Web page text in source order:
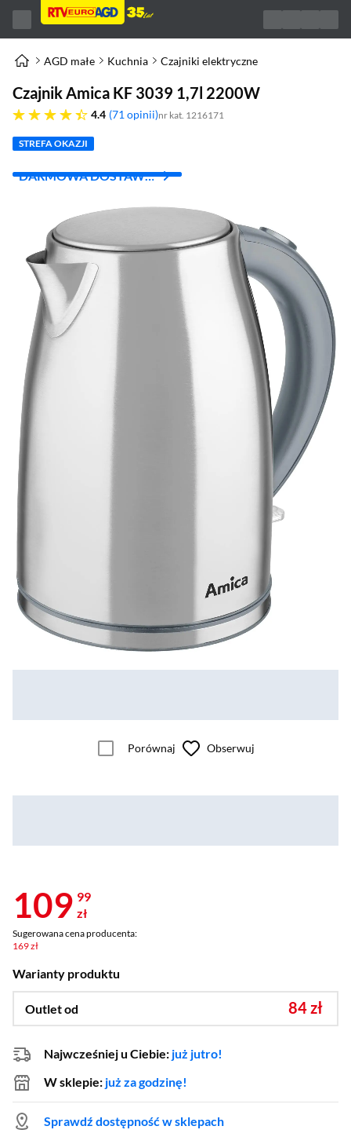
AGD małe Kuchnia Czajniki elektryczne
Czajnik Amica KF 3039 1,7l 2200W
4.4
4.4 gwiazdek 71 opinii nr kat. 1216171
STREFA OKAZJI
DARMOWA DOSTAWA
Porównaj Obserwuj
109 99
zł
Sugerowana cena producenta:
169 zł
Warianty produktu
Outlet od 84 zł
Najwcześniej u Ciebie: już jutro!
W sklepie: już za godzinę!
Sprawdź dostępność w sklepach